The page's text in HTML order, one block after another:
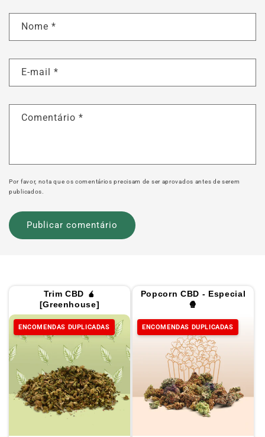
Nome *
E-mail *
Comentário *
Por favor, nota que os comentários precisam de ser aprovados antes de serem
publicados.
Trim CBD 🧉
[Greenhouse]
ENCOMENDAS DUPLICADAS
Popcorn CBD - Especial
🍿
ENCOMENDAS DUPLICADAS